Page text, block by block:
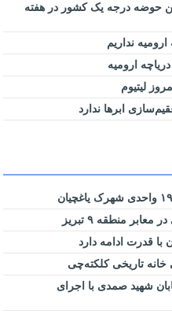
حوضه‌ درجه یک کشور در هفته
نداریم
ارومیه
لیتیوم
ابرها ندارد
قدرت ادامه دارد
خانه تاریخی کلکته‌چی
شهید صمدی با اجرای